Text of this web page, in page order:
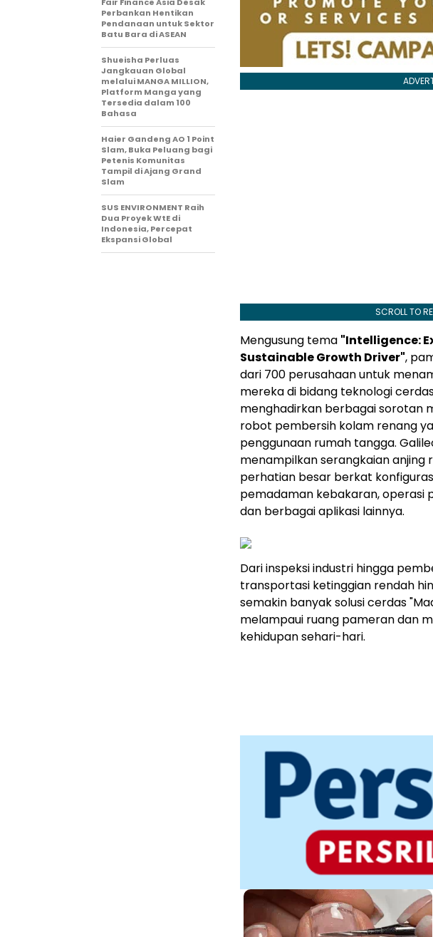
SCROLL TO
Mengusung tema "Intelligence:
Sustainable Growth Driver",
dari 700 perusahaan untuk
mereka di bidang teknologi
menghadirkan berbagai sorotan
robot pembersih kolam renang
penggunaan rumah tangga.
menampilkan serangkaian
perhatian besar berkat
pemadaman kebakaran, operasi
dan berbagai aplikasi lainnya.
Dari inspeksi industri hingga
transportasi ketinggian rendah
semakin banyak solusi cerdas
melampaui ruang pameran dan
kehidupan sehari-hari.
Perbankan Hentikan
Pendanaan untuk Sektor
Batu Bara di ASEAN
Shueisha Perluas
Jangkauan Global
melalui MANGA MILLION,
Platform Manga yang
Tersedia dalam 100
Bahasa
Haier Gandeng AO 1 Point
Slam, Buka Peluang bagi
Petenis Komunitas
Tampil di Ajang Grand
Slam
SUS ENVIRONMENT Raih
Dua Proyek WtE di
Indonesia, Percepat
Ekspansi Global